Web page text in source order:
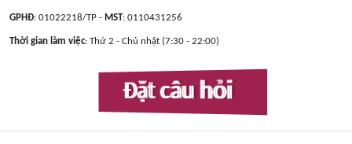
GPHĐ: 01022218/TP - MST: 0110431256
Thời gian làm việc: Thứ 2 - Chủ nhật (7:30 - 22:00)
Đặt câu hỏi